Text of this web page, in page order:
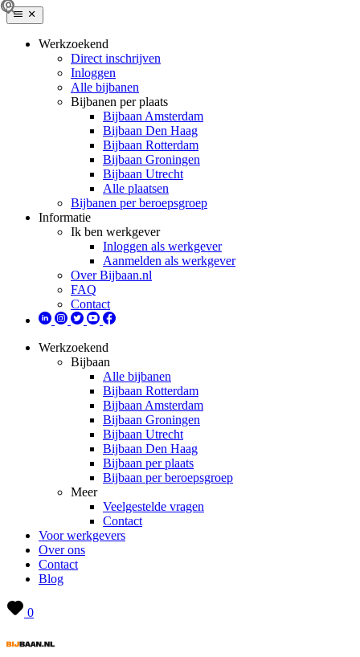
Werkzoekend
Direct inschrijven
Inloggen
Alle bijbanen
Bijbanen per plaats
Bijbaan Amsterdam
Bijbaan Den Haag
Bijbaan Rotterdam
Bijbaan Groningen
Bijbaan Utrecht
Alle plaatsen
Bijbanen per beroepsgroep
Informatie
Ik ben werkgever
Inloggen als werkgever
Aanmelden als werkgever
Over Bijbaan.nl
FAQ
Contact
Werkzoekend
Bijbaan
Alle bijbanen
Bijbaan Rotterdam
Bijbaan Amsterdam
Bijbaan Groningen
Bijbaan Utrecht
Bijbaan Den Haag
Bijbaan per plaats
Bijbaan per beroepsgroep
Meer
Veelgestelde vragen
Contact
Voor werkgevers
Over ons
Contact
Blog
0